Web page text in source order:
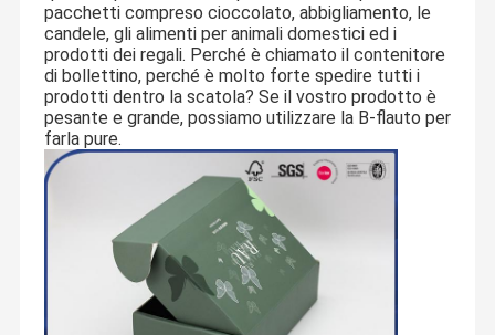
pacchetti compreso cioccolato, abbigliamento, le
candele, gli alimenti per animali domestici ed i
prodotti dei regali. Perché è chiamato il contenitore
di bollettino, perché è molto forte spedire tutti i
prodotti dentro la scatola? Se il vostro prodotto è
pesante e grande, possiamo utilizzare la B-flauto per
farla pure.